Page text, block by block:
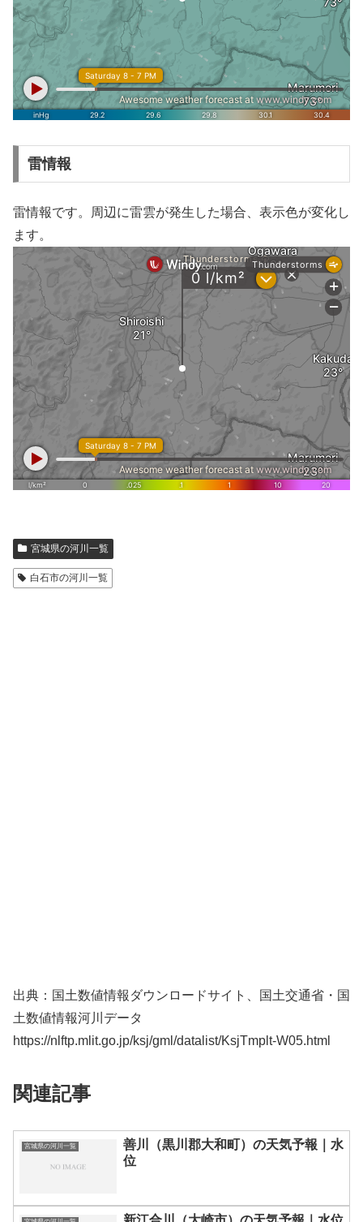
雷情報
雷情報です。周辺に雷雲が発生した場合、表示色が変化し
ます。
宮城県の河川一覧
白石市の河川一覧
出典：国土数値情報ダウンロードサイト、国土交通省・国
土数値情報河川データ
https://nlftp.mlit.go.jp/ksj/gml/datalist/KsjTmplt-W05.html
関連記事
宮城県の河川一覧
善川（黒川郡大和町）の天気予報｜水
位